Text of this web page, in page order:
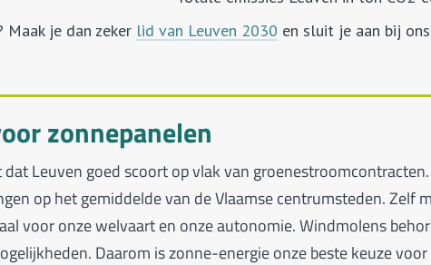
je dan zeker lid van Leuven 2030 en sluit je aan bij
zonnepanelen
Leuven goed scoort op vlak van
op het gemiddelde van de Vlaamse centrumsteden. Zelf
voor onze welvaart en onze autonomie. Windmolens
Daarom is zonne-energie onze beste keuze